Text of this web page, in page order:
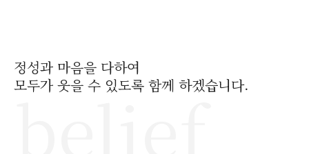
정성과 마음을 다하여
모두가 웃을 수 있도록 함께 하겠습니다.